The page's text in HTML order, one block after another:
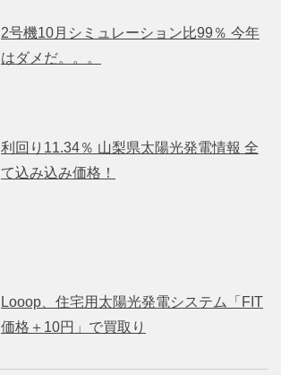
2号機10月シミュレーション比99％ 今年
はダメだ。。。
利回り11.34％ 山梨県太陽光発電情報 全
て込み込み価格！
Looop、住宅用太陽光発電システム「FIT
価格＋10円」で買取り